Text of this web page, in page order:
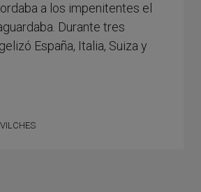
a los impenitentes el
Durante tres
España, Italia, Suiza y